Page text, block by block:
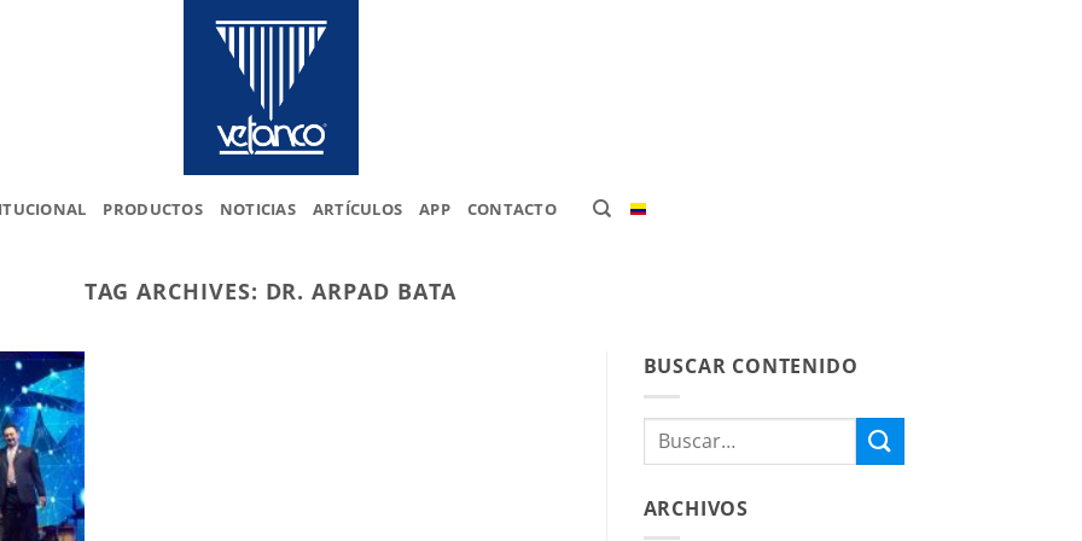
PRODUCTOS NOTICIAS ARTÍCULOS APP CONTACTO
TAG ARCHIVES: DR. ARPAD BATA
BUSCAR CONTENIDO
ARCHIVOS